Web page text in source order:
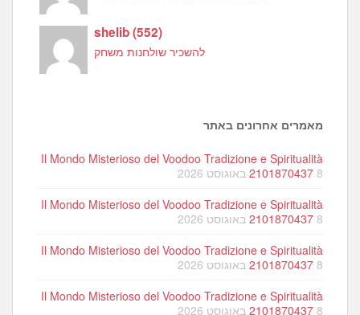
shelib(552)
להשכיר שולחנות משחק
מאמרים אחרונים באתר
Il Mondo Misterioso del Voodoo Tradizione e Spiritualità
2101870437 8 באוגוסט 2026
Il Mondo Misterioso del Voodoo Tradizione e Spiritualità
2101870437 8 באוגוסט 2026
Il Mondo Misterioso del Voodoo Tradizione e Spiritualità
2101870437 8 באוגוסט 2026
Il Mondo Misterioso del Voodoo Tradizione e Spiritualità
2101870437 8 באוגוסט 2026